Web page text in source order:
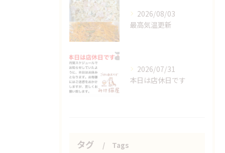
2026/08/03
最高気温更新
2026/07/31
本日は店休日です
タグ Tags